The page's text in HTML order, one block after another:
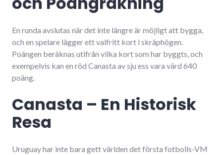
En runda avslutas när det inte längre är möjligt att bygga,
och en spelare lägger ett valfritt kort i skräphögen.
Poängen beräknas utifrån vilka kort som har byggts, och
exempelvis kan en röd Canasta av sju ess vara värd 640
poäng.
Canasta – En Historisk
Resa
Uruguay har inte bara gett världen det första fotbolls-VM